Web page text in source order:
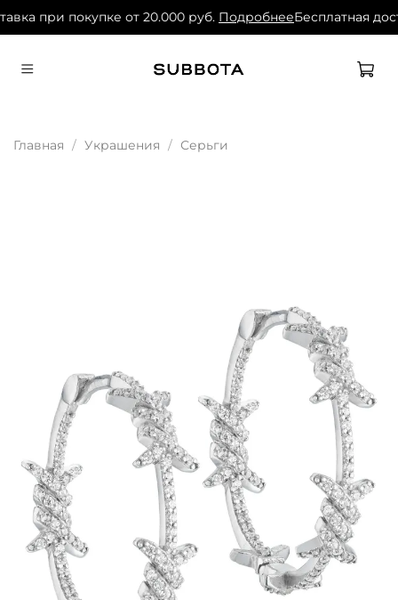
при покупке от 20.000 руб. ПодробнееБесплатная
Главная Украшения Серьги